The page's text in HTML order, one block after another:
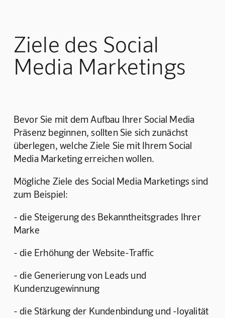
Ziele des Social
Media Marketings
Bevor Sie mit dem Aufbau Ihrer Social Media
Präsenz beginnen, sollten Sie sich zunächst
überlegen, welche Ziele Sie mit Ihrem Social
Media Marketing erreichen wollen.
Mögliche Ziele des Social Media Marketings sind
zum Beispiel:
- die Steigerung des Bekanntheitsgrades Ihrer
Marke
- die Erhöhung der Website-Traffic
- die Generierung von Leads und
Kundenzugewinnung
- die Stärkung der Kundenbindung und -loyalität